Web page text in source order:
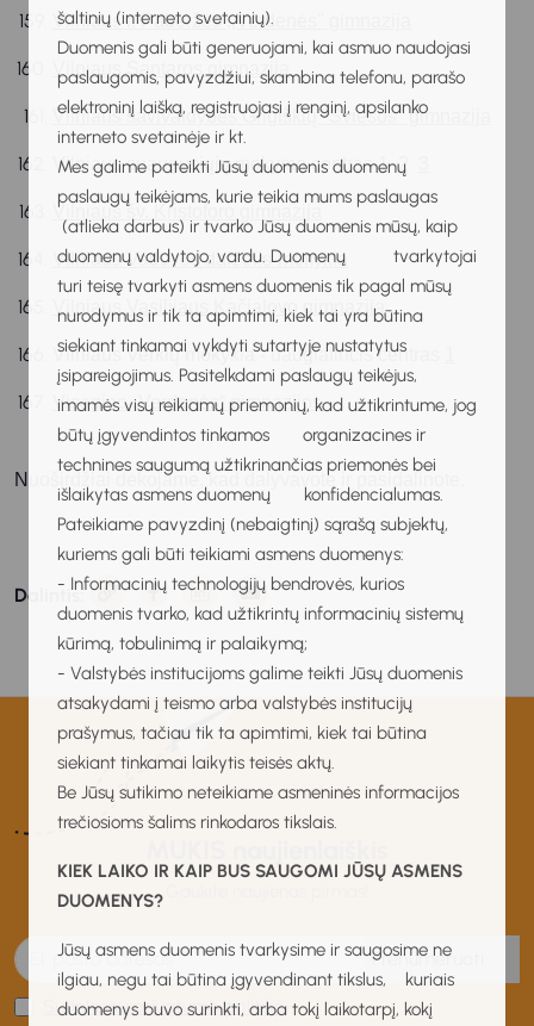
šaltinių (interneto svetainių).
Duomenis gali būti generuojami, kai asmuo naudojasi
paslaugomis, pavyzdžiui, skambina telefonu, parašo
elektroninį laišką, registruojasi į renginį, apsilanko
interneto svetainėje ir kt.
Mes galime pateikti Jūsų duomenis duomenų
paslaugų teikėjams, kurie teikia mums paslaugas
(atlieka darbus) ir tvarko Jūsų duomenis mūsų, kaip
duomenų valdytojo, vardu. Duomenų tvarkytojai
turi teisę tvarkyti asmens duomenis tik pagal mūsų
nurodymus ir tik ta apimtimi, kiek tai yra būtina
siekiant tinkamai vykdyti sutartyje nustatytus
įsipareigojimus. Pasitelkdami paslaugų teikėjus,
imamės visų reikiamų priemonių, kad užtikrintume, jog
būtų įgyvendintos tinkamos organizacines ir
technines saugumą užtikrinančias priemonės bei
išlaikytas asmens duomenų konfidencialumas.
Pateikiame pavyzdinį (nebaigtinį) sąrašą subjektų,
kuriems gali būti teikiami asmens duomenys:
- Informacinių technologijų bendrovės, kurios
duomenis tvarko, kad užtikrintų informacinių sistemų
kūrimą, tobulinimą ir palaikymą;
- Valstybės institucijoms galime teikti Jūsų duomenis
atsakydami į teismo arba valstybės institucijų
prašymus, tačiau tik ta apimtimi, kiek tai būtina
siekiant tinkamai laikytis teisės aktų.
Be Jūsų sutikimo neteikiame asmeninės informacijos
trečiosioms šalims rinkodaros tikslais.
KIEK LAIKO IR KAIP BUS SAUGOMI JŪSŲ ASMENS
DUOMENYS?
Jūsų asmens duomenis tvarkysime ir saugosime ne
ilgiau, negu tai būtina įgyvendinant tikslus, kuriais
duomenys buvo surinkti, arba tokį laikotarpį, kokį
Vilniaus r. Paberžės ,,Verdenės" gimnazija
Vilniaus Santaros gimnazija
Vilniaus savivaldybės Grigiškių "Šviesos" gimnazija
Vilniaus suaugusiųjų mokymo centras 1 2
Vilniaus šv. Kristoforo gimnazija
Vilniaus Vaduvos darželis-mokykla
Vilniaus Vasilijaus Kačialovo gimnazija
Vilniaus Verkių mokykla - daugiafincis centras
Visagino „Verdenės“ gimnazijos
Nuoširdžiai dėkojame, kad dalyvavote ir pasidalinote.
Dalintis:
Prenumeruoti
Sutinku su privatumo politika